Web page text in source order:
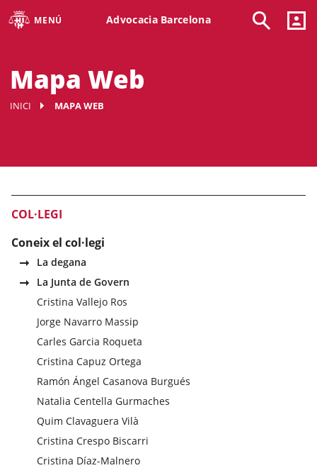
MENÚ Advocacia Barcelona
Mapa Web
INICI MAPA WEB
COL·LEGI
Coneix el col·legi
La degana
La Junta de Govern
Cristina Vallejo Ros
Jorge Navarro Massip
Carles Garcia Roqueta
Cristina Capuz Ortega
Ramón Ángel Casanova Burgués
Natalia Centella Gurmaches
Quim Clavaguera Vilà
Cristina Crespo Biscarri
Cristina Díaz-Malnero